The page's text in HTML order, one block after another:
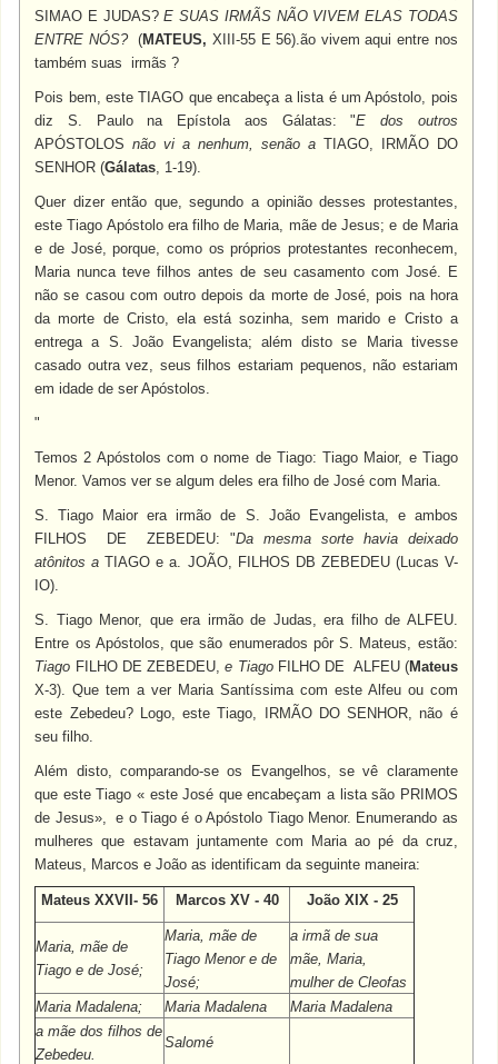
SIMAO E JUDAS?E SUAS IRMÃS NÃO VIVEM ELAS TODAS
ENTRE NÓS? (MATEUS, XIII-55 E 56).ão vivem aqui entre nos
também suas irmãs ?
Pois bem, esteTIAGO que encabeça a lista é um Apóstolo, pois
diz S. Paulo na Epístola aos Gálatas: "E dos outros
APÓSTOLOSnão vi a nenhum, senão a TIAGO, IRMÃO DO
SENHOR (Gálatas , 1-19).
Quer dizer então que, segundo a opinião desses protestantes,
este Tiago Apóstolo era filho de Maria, mãe de Jesus; e de Maria
e de José, porque, como os próprios protestantes reconhecem,
Maria nunca teve filhos antes de seu casamento com José. E
não se casou com outro depois da morte de José, pois na hora
da morte de Cristo, ela está sozinha, sem marido e Cristo a
entrega a S. João Evangelista; além disto se Maria tivesse
casado outra vez, seus filhos estariam pequenos, não estariam
em idade de ser Apóstolos.
"
Temos 2 Apóstolos com o nome de Tiago: Tiago Maior, e Tiago
Menor. Vamos ver se algum deles era filho de José com Maria.
S. Tiago Maior era irmão de S. João Evangelista, e ambos
FILHOS DE ZEBEDEU: "Da mesma sorte havia deixado
atônitos a TIAGOe a. JOÃO, FILHOS DB ZEBEDEU (Lucas V-
IO).
S. Tiago Menor, que era irmão de Judas, era filho de ALFEU.
Entre os Apóstolos, que são enumerados pôr S. Mateus, estão:
Tiago FILHO DE ZEBEDEU, e Tiago FILHO DE ALFEU (Mateus
X-3). Que tem a ver Maria Santíssima com este Alfeu ou com
este Zebedeu? Logo, este Tiago, IRMÃO DO SE NHOR,não é
seu filho.
Além disto, comparando-se os Evangelhos, se vê claramente
que este Tiago « este José que encabeçam a lista são PRIMOS
de Jesus», e o Tiago é o Apóstolo Tiago Menor. Enumerando as
mulheres que estavam juntamente com Maria ao pé da cruz,
Mateus, Marcos e João as identificam da seguinte maneira:
Mateus XXVII- 56 Marcos XV - 40 João XIX - 25
Maria, mãe de
Tiago e de José;
Maria, mãe de
Tiago Menor e de
José;
a irmã de sua
mãe, Maria,
mulher de Cleofas
Maria Madalena;
Maria Madalena
Maria Madalena
a mãe dos filhos de
Zebedeu.
Salomé